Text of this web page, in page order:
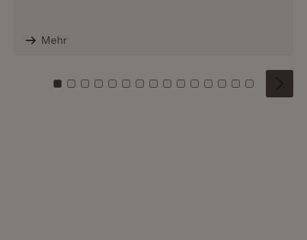
Mehr
Zu Kachel: 0
Zu Kachel: 1
Zu Kachel: 2
Zu Kachel: 3
Zu Kachel: 4
Zu Kachel: 5
Zu Kachel: 6
Zu Kachel: 7
Zu Kachel: 8
Zu Kachel: 9
Zu Kachel: 10
Zu Kachel: 11
Zu Kachel: 12
Zu Kachel:
Zu